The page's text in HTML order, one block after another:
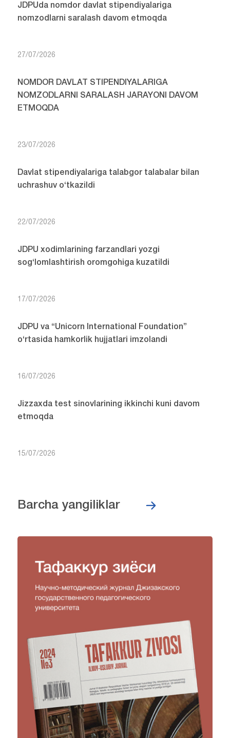
JDPUda nomdor davlat stipendiyalariga
nomzodlarni saralash davom etmoqda
27/07/2026
NOMDOR DAVLAT STIPENDIYALARIGA
NOMZODLARNI SARALASH JARAYONI DAVOM
ETMOQDA
23/07/2026
Davlat stipendiyalariga talabgor talabalar bilan
uchrashuv o‘tkazildi
22/07/2026
JDPU xodimlarining farzandlari yozgi
sog‘lomlashtirish oromgohiga kuzatildi
17/07/2026
JDPU va “Unicorn International Foundation”
o‘rtasida hamkorlik hujjatlari imzolandi
16/07/2026
Jizzaxda test sinovlarining ikkinchi kuni davom
etmoqda
15/07/2026
Barcha yangiliklar